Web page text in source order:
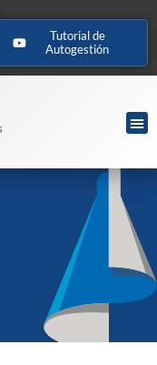
Tutorial de
Autogestión